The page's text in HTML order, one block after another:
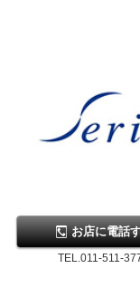
お店に電話
TEL.011-511-